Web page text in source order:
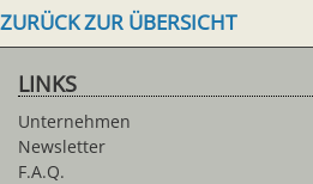
ZURÜCK ZUR ÜBERSICHT
LINKS
Unternehmen
Newsletter
F.A.Q.